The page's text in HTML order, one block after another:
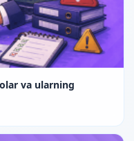
va ularning